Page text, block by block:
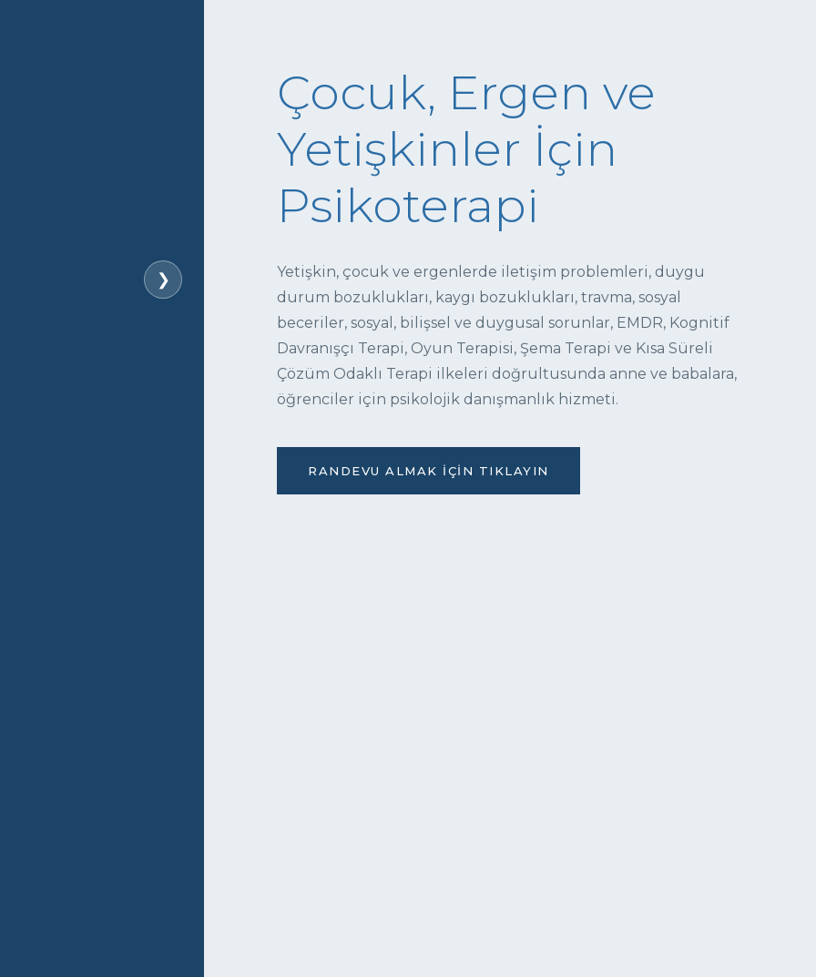
❯
Çocuk, Ergen ve
Yetişkinler İçin
Psikoterapi
Yetişkin, çocuk ve ergenlerde iletişim problemleri, duygu
durum bozuklukları, kaygı bozuklukları, travma, sosyal
beceriler, sosyal, bilişsel ve duygusal sorunlar, EMDR, Kognitif
Davranışçı Terapi, Oyun Terapisi, Şema Terapi ve Kısa Süreli
Çözüm Odaklı Terapi ilkeleri doğrultusunda anne ve babalara,
öğrenciler için psikolojik danışmanlık hizmeti.
RANDEVU ALMAK İÇIN TIKLAYIN